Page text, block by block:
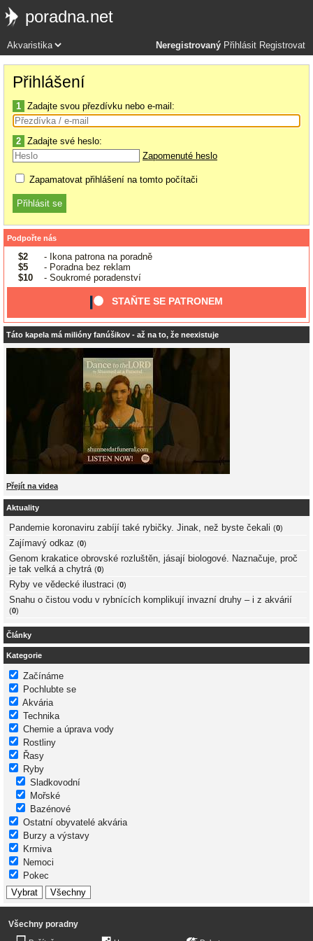
poradna.net
Neregistrovaný Přihlásit Registrovat
Přihlášení
1 Zadajte svou přezdívku nebo e-mail:
2 Zadajte své heslo:
Zapomenuté heslo
Zapamatovat přihlášení na tomto počítači
Podpořte nás
$2
- Ikona patrona na poradně
$5
- Poradna bez reklam
$10
- Soukromé poradenství
STAŇTE SE PATRONEM
Táto kapela má milióny fanúšikov - až na to, že neexistuje
Přejít na videa
Aktuality
Pandemie koronaviru zabíjí také rybičky. Jinak, než byste čekali (0)
Zajímavý odkaz (0)
Genom krakatice obrovské rozluštěn, jásají biologové. Naznačuje, proč
je tak velká a chytrá (0)
Ryby ve vědecké ilustraci (0)
Snahu o čistou vodu v rybnících komplikují invazní druhy – i z akvárií
(0)
Články
Kategorie
Začínáme
Pochlubte se
Akvária
Technika
Chemie a úprava vody
Rostliny
Řasy
Ryby
Sladkovodní
Mořské
Bazénové
Ostatní obyvatelé akvária
Burzy a výstavy
Krmiva
Nemoci
Pokec
Všechny poradny